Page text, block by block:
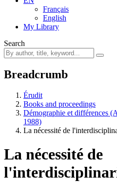
Français
English
My Library
Search
Breadcrumb
Érudit
Books and proceedings
Démographie et différences
1988)
La nécessité de
La nécessité de